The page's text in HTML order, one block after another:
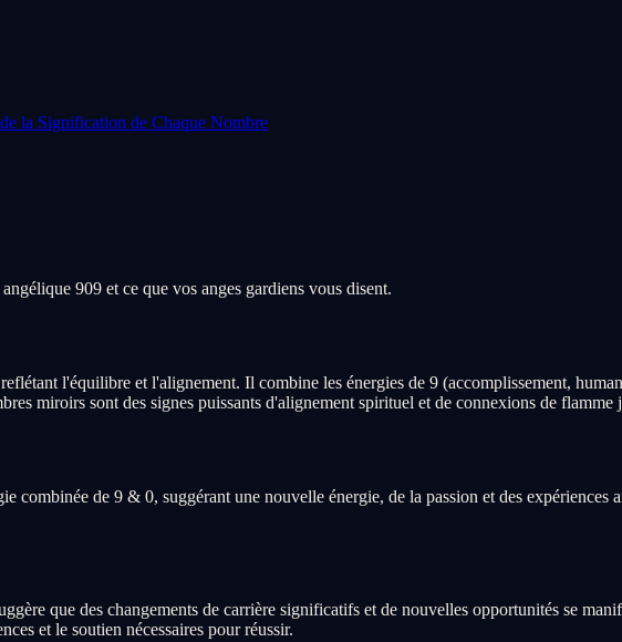
la Signification de Chaque Nombre
909 et ce que vos anges gardiens vous disent.
l'équilibre et l'alignement. Il combine les énergies de 9 (accomplissement,
miroirs sont des signes puissants d'alignement spirituel et de connexions de flamme
combinée de 9 & 0, suggérant une nouvelle énergie, de la passion et des
que des changements de carrière significatifs et de nouvelles opportunités se
et le soutien nécessaires pour réussir.